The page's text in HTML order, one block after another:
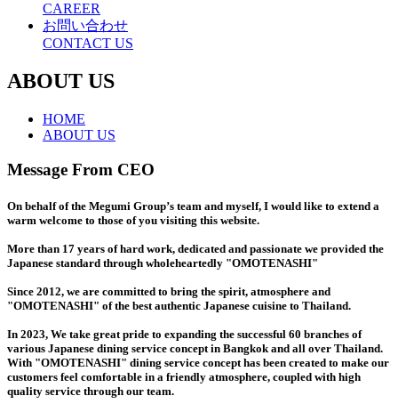
CAREER
お問い合わせ
CONTACT US
ABOUT US
HOME
ABOUT US
Message From CEO
On behalf of the Megumi Group’s team and myself, I would like to extend a
warm welcome to those of you visiting this website.
More than 17 years of hard work, dedicated and passionate we provided the
Japanese standard through wholeheartedly "OMOTENASHI"
Since 2012, we are committed to bring the spirit, atmosphere and
"OMOTENASHI" of the best authentic Japanese cuisine to Thailand.
In 2023, We take great pride to expanding the successful 60 branches of
various Japanese dining service concept in Bangkok and all over Thailand.
With "OMOTENASHI" dining service concept has been created to make our
customers feel comfortable in a friendly atmosphere, coupled with high
quality service through our team.